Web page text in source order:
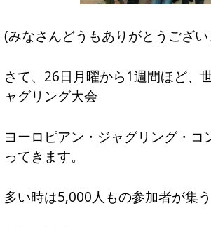
(みなさんどうもありがとうござい
さて、26日月曜から1週間ほど、
ャグリング大会
ヨーロピアン・ジャグリング・コ
ってきます。
多い時は5,000人もの参加者が集